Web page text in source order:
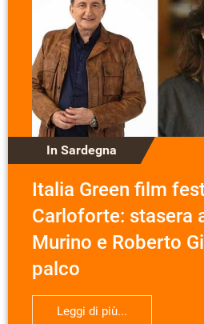
In Sardegna
Italia Green film
Carloforte: stasera
Murino e Roberto
palco
Leggi di più...